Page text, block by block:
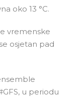
oko 13 °C.
vremenske
osjetan pad
u periodu